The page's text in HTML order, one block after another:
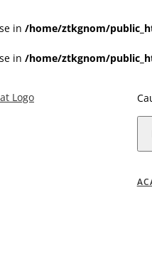
in /home/ztkgnom/
in /home/ztkgnom/